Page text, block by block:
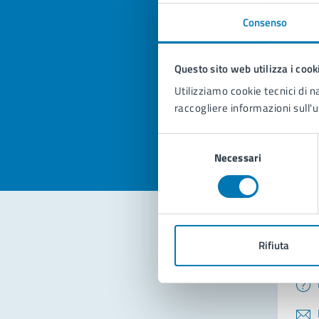
Consenso
Questo sito web utilizza i
Utilizziamo cookie tecnici di
raccogliere informazioni
Necessari
Rifiuta
Valuta la